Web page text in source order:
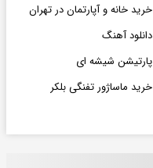
خرید خانه و آپارتمان در تهران
دانلود آهنگ
پارتیشن شیشه ای
خرید ماساژور تفنگی بلکر